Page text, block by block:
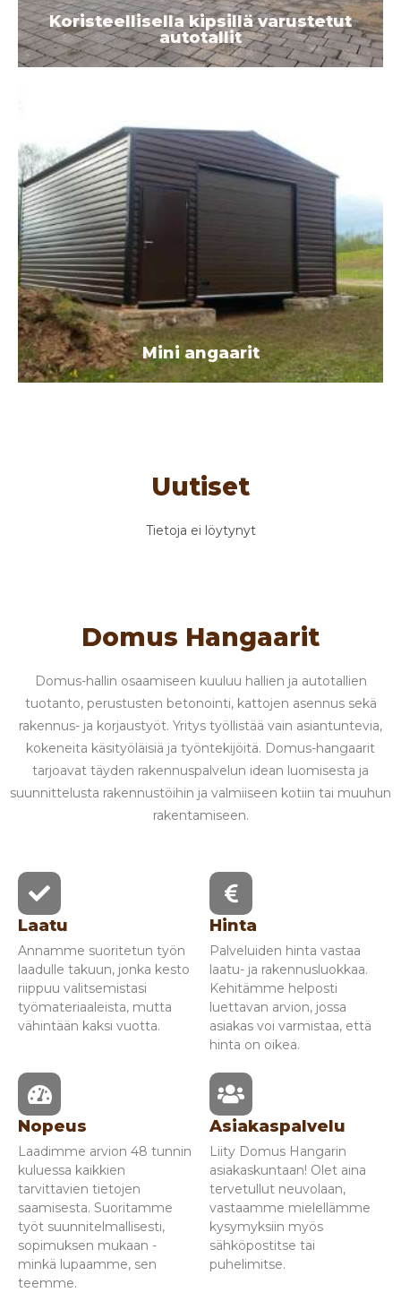
Koristeellisella kipsillä varustetut
autotallit
Mini angaarit
Uutiset
Tietoja ei löytynyt
Domus Hangaarit
Domus-hallin osaamiseen kuuluu hallien ja autotallien
tuotanto, perustusten betonointi, kattojen asennus sekä
rakennus- ja korjaustyöt. Yritys työllistää vain asiantuntevia,
kokeneita käsityöläisiä ja työntekijöitä. Domus-hangaarit
tarjoavat täyden rakennuspalvelun idean luomisesta ja
suunnittelusta rakennustöihin ja valmiiseen kotiin tai muuhun
rakentamiseen.
Laatu
Annamme suoritetun työn
laadulle takuun, jonka kesto
riippuu valitsemistasi
työmateriaaleista, mutta
vähintään kaksi vuotta.
Hinta
Palveluiden hinta vastaa
laatu- ja rakennusluokkaa.
Kehitämme helposti
luettavan arvion, jossa
asiakas voi varmistaa, että
hinta on oikea.
Nopeus
Laadimme arvion 48 tunnin
kuluessa kaikkien
tarvittavien tietojen
saamisesta. Suoritamme
työt suunnitelmallisesti,
sopimuksen mukaan -
minkä lupaamme, sen
teemme.
Asiakaspalvelu
Liity Domus Hangarin
asiakaskuntaan! Olet aina
tervetullut neuvolaan,
vastaamme mielellämme
kysymyksiin myös
sähköpostitse tai
puhelimitse.